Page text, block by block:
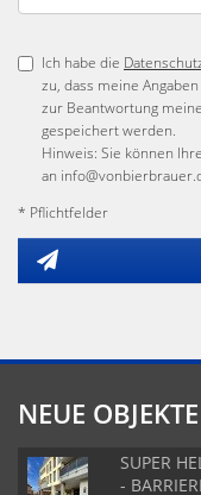
Ich habe die
zu, dass meine
zur Beantwortung
gespeichert werden.
Hinweis: Sie können
an
* Pflichtfelder
NEUE OBJEKTE
SUPER
-